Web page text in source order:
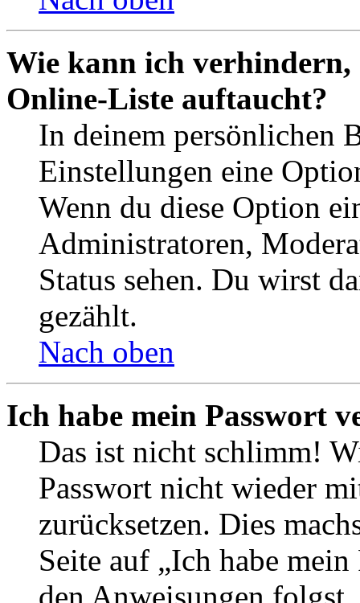
Wie kann ich verhindern,
Online-Liste auftaucht?
In deinem persönlichen
Einstellungen eine
Wenn du diese Option
Administratoren,
Status sehen. Du wirst
gezählt.
Nach oben
Ich habe mein Passwort
Das ist nicht schlimm!
Passwort nicht wieder
zurücksetzen. Dies
Seite auf „Ich habe